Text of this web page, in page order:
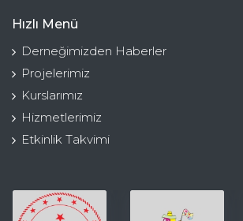
Hızlı Menü
Derneğimizden Haberler
Projelerimiz
Kurslarımız
Hizmetlerimiz
Etkinlik Takvimi